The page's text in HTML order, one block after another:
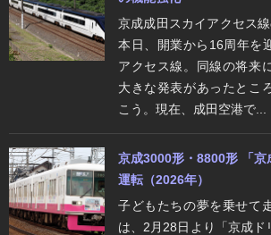
京成成田スカイアクセス
本日、開業から16周年を
アクセス線。同線の将来
大きな発表があったとこ
こう。現在、成田空港で...
京成3000形・8800形 「京
運転（2026年）
子どもたちの夢を乗せて
は、2月28日より「京成ド